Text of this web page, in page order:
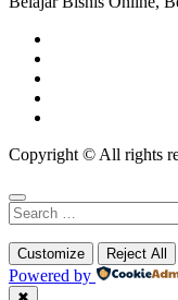
Copyright © All rights
Search
for:
Customize Reject All
Powered by